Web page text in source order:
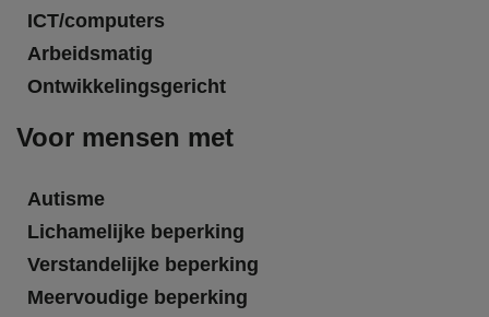
ICT/computers
Arbeidsmatig
Ontwikkelingsgericht
Voor mensen met
Autisme
Lichamelijke beperking
Verstandelijke beperking
Meervoudige beperking